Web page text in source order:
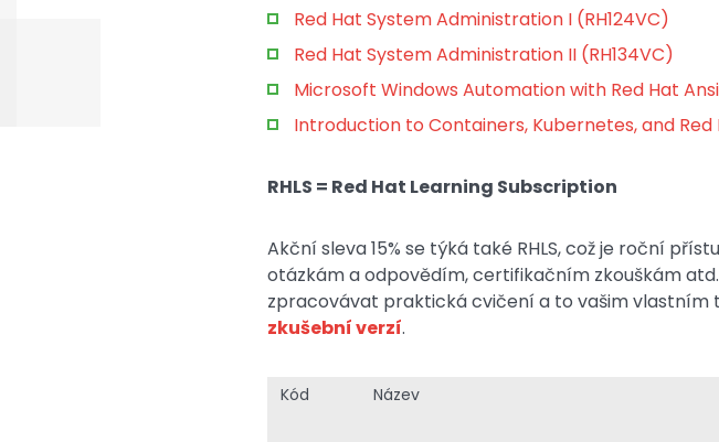
Red Hat System Administration I (RH124VC)
Red Hat System Administration II (RH134VC)
Microsoft Windows Automation with Red Hat
Introduction to Containers, Kubernetes, and Red
RHLS = Red Hat Learning Subscription
Akční sleva 15% se týká také RHLS, což je roční
otázkám a odpovědím, certifikačním zkouškám atd.
zpracovávat praktická cvičení a to vašim vlastním
zkušební verzí.
Kód Název